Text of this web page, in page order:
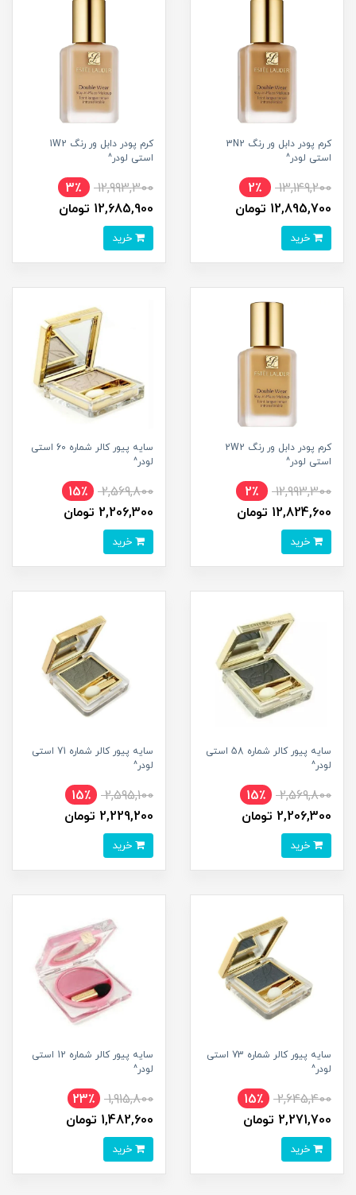
کرم پودر دابل ور رنگ 3N2
استی لودر^
13,149,200
2٪
12,895,700 تومان
کرم پودر دابل ور رنگ 1W2
استی لودر^
12,993,300
3٪
12,685,900 تومان
کرم پودر دابل ور رنگ 2W2
استی لودر^
12,993,300
2٪
12,824,600 تومان
سایه پیور کالر شماره 60 استی
لودر^
2,569,800
15٪
2,206,300 تومان
سایه پیور کالر شماره 58 استی
لودر^
2,569,800
15٪
2,206,300 تومان
سایه پیور کالر شماره 71 استی
لودر^
2,595,100
15٪
2,229,200 تومان
سایه پیور کالر شماره 73 استی
لودر^
2,645,400
15٪
2,271,700 تومان
سایه پیور کالر شماره 12 استی
لودر^
1,915,800
23٪
1,482,600 تومان